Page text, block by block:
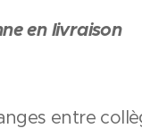
en livraison
entre